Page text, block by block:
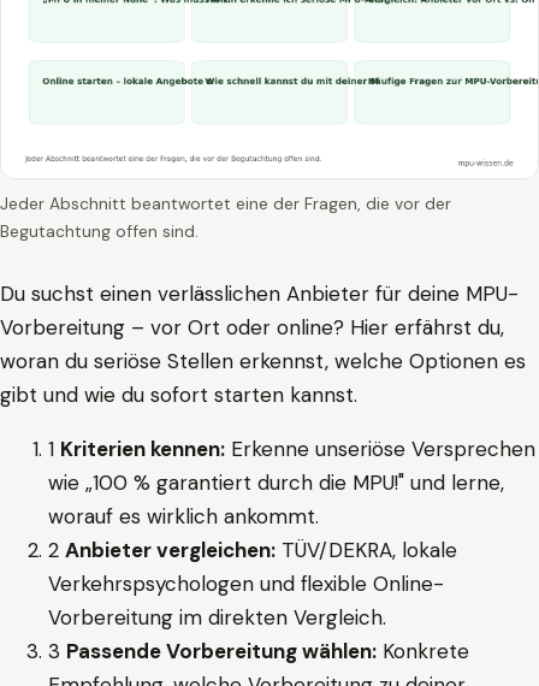
Jeder Abschnitt beantwortet eine der Fragen, die vor der
Begutachtung offen sind.
Du suchst einen verlässlichen Anbieter für deine MPU-
Vorbereitung – vor Ort oder online? Hier erfährst du,
woran du seriöse Stellen erkennst, welche Optionen es
gibt und wie du sofort starten kannst.
1 Kriterien kennen: Erkenne unseriöse Versprechen
wie „100 % garantiert durch die MPU!" und lerne,
worauf es wirklich ankommt.
2 Anbieter vergleichen: TÜV/DEKRA, lokale
Verkehrspsychologen und flexible Online-
Vorbereitung im direkten Vergleich.
3 Passende Vorbereitung wählen: Konkrete